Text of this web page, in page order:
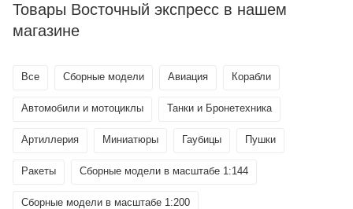
Товары Восточный экспресс в нашем
магазине
Все Сборные модели Авиация Корабли
Автомобили и мотоциклы Танки и Бронетехника
Артиллерия Миниатюры Гаубицы Пушки
Ракеты Сборные модели в масштабе 1:144
Сборные модели в масштабе 1:200